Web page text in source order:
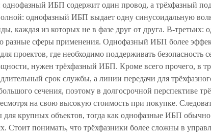
ИБП содержит один провод, а трёхфазный
однофазный ИБП выдает одну синусоидальную
каждая из которых не в фазе друг от друга. В-третьих:
разные сферы применения. Однофазный ИБП более
проектов, где необходимо поддерживать безопасность
нужен трёхфазный ИБП. Кроме всего прочего, в
срок службы, а линии передачи для
сечения, поэтому в долгосрочной перспективе
на свою высокую стоимость при покупке.
крупных объектов, тогда как однофазные ИБП
Стоит понимать, что трёхфазники более сложны в